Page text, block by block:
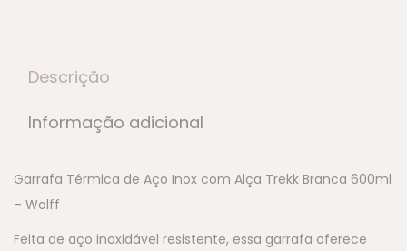
Descrição
Informação adicional
Garrafa Térmica de Aço Inox com Alça Trekk Branca 600ml
– Wolff
Feita de aço inoxidável resistente, essa garrafa oferece